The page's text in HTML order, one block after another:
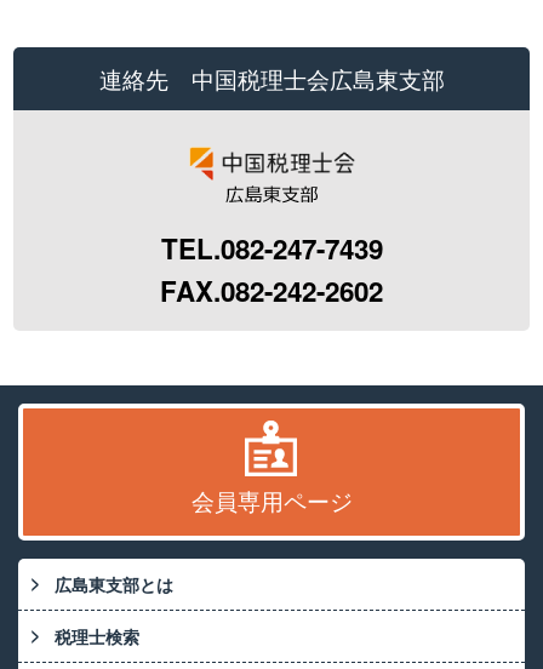
連絡先 中国税理士会広島東支部
TEL.082-247-7439
FAX.082-242-2602
会員専用ページ
広島東支部とは
税理士検索